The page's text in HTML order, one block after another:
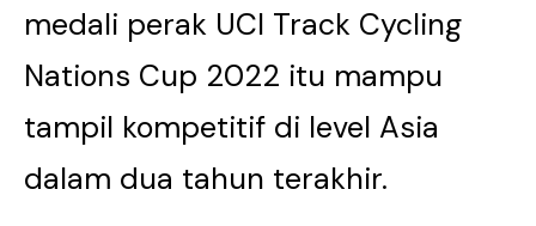
medali perak UCI Track Cycling
Nations Cup 2022 itu mampu
tampil kompetitif di level Asia
dalam dua tahun terakhir.